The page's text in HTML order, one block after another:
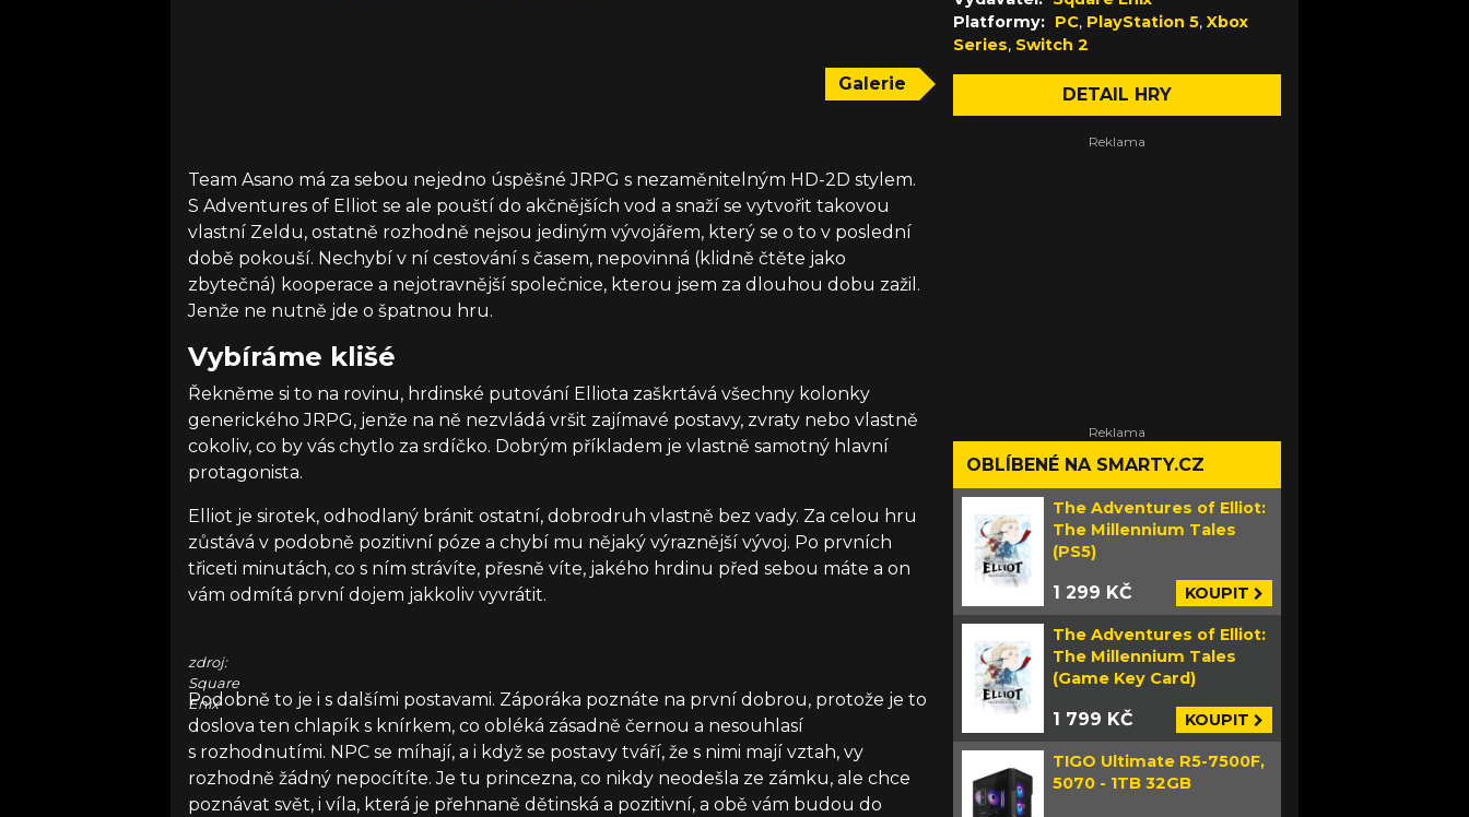
Galerie
Team Asano má za sebou nejedno úspěšné JRPG s nezaměnitelným HD-2D stylem.
S Adventures of Elliot se ale pouští do akčnějších vod a snaží se vytvořit takovou
vlastní Zeldu, ostatně rozhodně nejsou jediným vývojářem, který se o to v poslední
době pokouší. Nechybí v ní cestování s časem, nepovinná (klidně čtěte jako
zbytečná) kooperace a nejotravnější společnice, kterou jsem za dlouhou dobu zažil.
Jenže ne nutně jde o špatnou hru.
Vybíráme klišé
Řekněme si to na rovinu, hrdinské putování Elliota zaškrtává všechny kolonky
generického JRPG, jenže na ně nezvládá vršit zajímavé postavy, zvraty nebo vlastně
cokoliv, co by vás chytlo za srdíčko. Dobrým příkladem je vlastně samotný hlavní
protagonista.
Elliot je sirotek, odhodlaný bránit ostatní, dobrodruh vlastně bez vady. Za celou hru
zůstává v podobně pozitivní póze a chybí mu nějaký výraznější vývoj. Po prvních
třiceti minutách, co s ním strávíte, přesně víte, jakého hrdinu před sebou máte a on
vám odmítá první dojem jakkoliv vyvrátit.
zdroj:
Square
Enix
Podobně to je i s dalšími postavami. Záporáka poznáte na první dobrou, protože je to
doslova ten chlapík s knírkem, co obléká zásadně černou a nesouhlasí
s rozhodnutími. NPC se míhají, a i když se postavy tváří, že s nimi mají vztah, vy
rozhodně žádný nepocítíte. Je tu princezna, co nikdy neodešla ze zámku, ale chce
poznávat svět, i víla, která je přehnaně dětinská a pozitivní, a obě vám budou do
Platformy: PC, PlayStation 5, Xbox
Series, Switch 2
DETAIL HRY
OBLÍBENÉ NA SMARTY.CZ
The Adventures of Elliot:
The Millennium Tales
(PS5)
1 299 KČ KOUPIT
The Adventures of Elliot:
The Millennium Tales
(Game Key Card)
1 799 KČ KOUPIT
TIGO Ultimate R5-7500F,
5070 - 1TB 32GB